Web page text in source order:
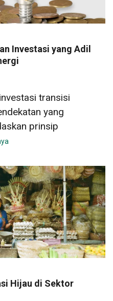
Investasi yang Adil
transisi
yang
prinsip
Hijau di Sektor